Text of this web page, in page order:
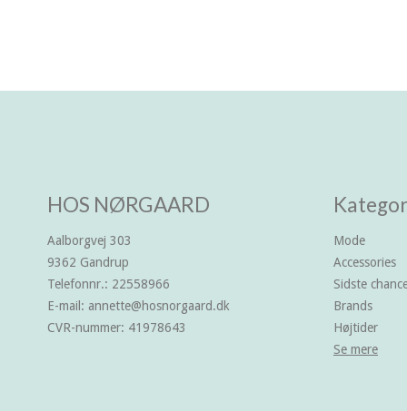
HOS NØRGAARD
Aalborgvej 303
9362 Gandrup
Telefonnr.: 22558966
E-mail : annette@hosnorgaard.dk
CVR-nummer: 41978643
Mode
Accessories
Sidste
Brands
Højtider
Se mere